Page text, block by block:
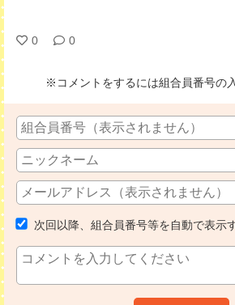
0 0
※コメントをするには組合員番号の
次回以降、組合員番号等を自動で表示